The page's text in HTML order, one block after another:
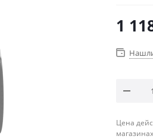
1
Цена
магазинах